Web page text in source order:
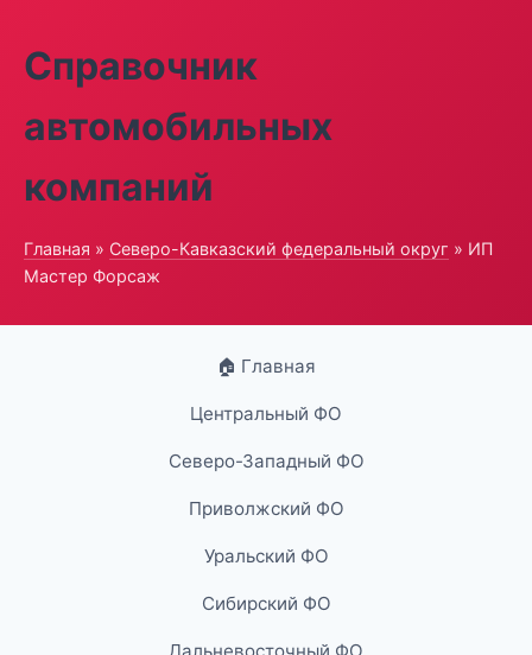
Справочник
автомобильных
компаний
Главная » Северо-Кавказский федеральный округ » ИП
Мастер Форсаж
🏠 Главная
Центральный ФО
Северо-Западный ФО
Приволжский ФО
Уральский ФО
Сибирский ФО